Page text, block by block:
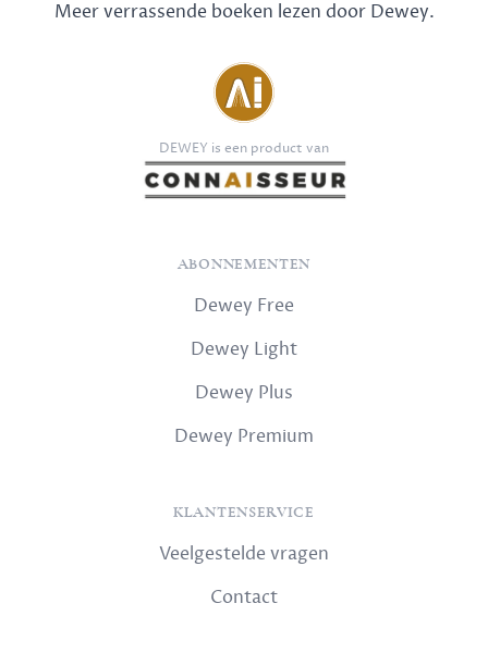
Meer verrassende boeken lezen door Dewey.
DEWEY is een product van
ABONNEMENTEN
Dewey Free
Dewey Light
Dewey Plus
Dewey Premium
KLANTENSERVICE
Veelgestelde vragen
Contact